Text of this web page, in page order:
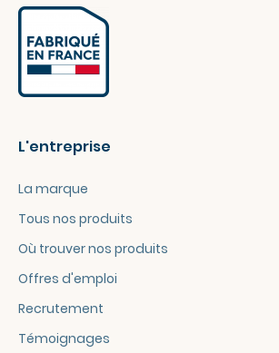
L'entreprise
La marque
Tous nos produits
Où trouver nos produits
Offres d'emploi
Recrutement
Témoignages